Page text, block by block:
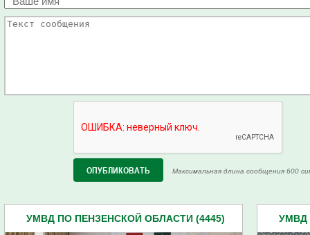
Максимальная длина сообщения 600
УМВД ПО ПЕНЗЕНСКОЙ ОБЛАСТИ (4445) УМВД